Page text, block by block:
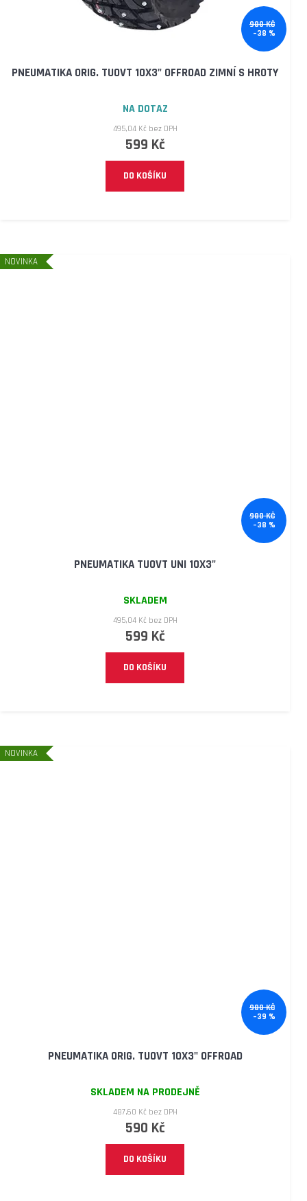
980 KČ
–38 %
PNEUMATIKA ORIG. TUOVT 10X3" OFFROAD ZIMNÍ S HROTY
NA DOTAZ
495,04 Kč bez DPH
599 Kč
DO KOŠÍKU
NOVINKA
980 KČ
–38 %
PNEUMATIKA TUOVT UNI 10X3"
SKLADEM
495,04 Kč bez DPH
599 Kč
DO KOŠÍKU
NOVINKA
980 KČ
–39 %
PNEUMATIKA ORIG. TUOVT 10X3" OFFROAD
SKLADEM NA PRODEJNĚ
487,60 Kč bez DPH
590 Kč
DO KOŠÍKU